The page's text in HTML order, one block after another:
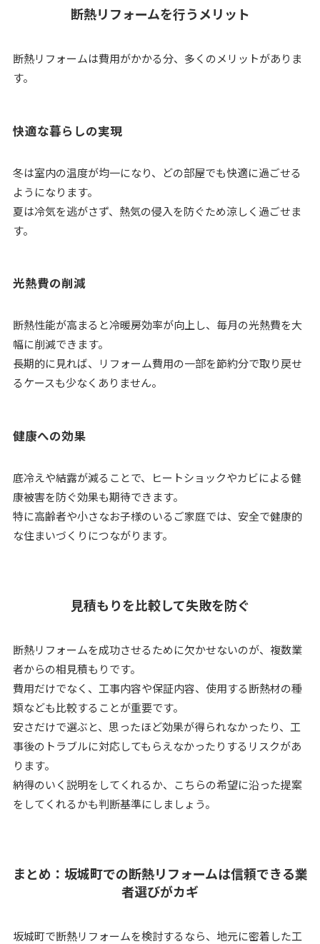
断熱リフォームを行うメリット
断熱リフォームは費用がかかる分、多くのメリットがありま
す。
快適な暮らしの実現
冬は室内の温度が均一になり、どの部屋でも快適に過ごせる
ようになります。
夏は冷気を逃がさず、熱気の侵入を防ぐため涼しく過ごせま
す。
光熱費の削減
断熱性能が高まると冷暖房効率が向上し、毎月の光熱費を大
幅に削減できます。
長期的に見れば、リフォーム費用の一部を節約分で取り戻せ
るケースも少なくありません。
健康への効果
底冷えや結露が減ることで、ヒートショックやカビによる健
康被害を防ぐ効果も期待できます。
特に高齢者や小さなお子様のいるご家庭では、安全で健康的
な住まいづくりにつながります。
見積もりを比較して失敗を防ぐ
断熱リフォームを成功させるために欠かせないのが、複数業
者からの相見積もりです。
費用だけでなく、工事内容や保証内容、使用する断熱材の種
類なども比較することが重要です。
安さだけで選ぶと、思ったほど効果が得られなかったり、工
事後のトラブルに対応してもらえなかったりするリスクがあ
ります。
納得のいく説明をしてくれるか、こちらの希望に沿った提案
をしてくれるかも判断基準にしましょう。
まとめ：坂城町での断熱リフォームは信頼できる業
者選びがカギ
坂城町で断熱リフォームを検討するなら、地元に密着した工